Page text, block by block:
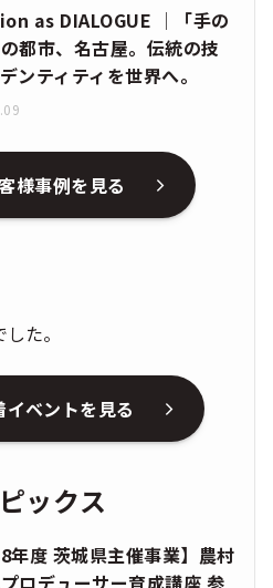
as DIALOGUE │「手の
都市、名古屋。伝統の技
ンティティを世界へ。
様事例を見る
た。
ベントを見る
ックス
8年度 茨城県主催事業】農村
ロデューサー育成講座 参